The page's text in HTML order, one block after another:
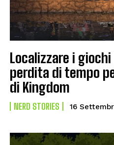
Localizzare i
perdita di tempo
di Kingdom
NERD STORIES 16